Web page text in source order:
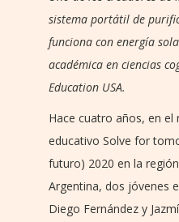
sistema portátil de
funciona con energía
académica en ciencias
Education USA.
Hace cuatro años, en
educativo Solve for
futuro) 2020 en la
Argentina, dos jóvenes
Diego Fernández y